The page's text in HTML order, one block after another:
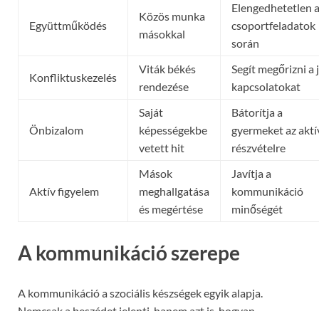
Együttműködés
Közös munka
másokkal
Elengedhetetlen a
csoportfeladatok
során
Konfliktuskezelés
Viták békés
rendezése
Segít megőrizni a
kapcsolatokat
Önbizalom
Saját
képességekbe
vetett hit
Bátorítja a
gyermeket az
részvételre
Aktív figyelem
Mások
meghallgatása
és megértése
Javítja a
kommunikáció
minőségét
A kommunikáció szerepe
A kommunikáció a szociális készségek egyik alapja.